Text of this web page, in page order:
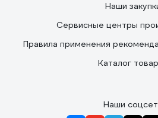
Наши
Сервисные центры
Правила применения
Каталог
Наши